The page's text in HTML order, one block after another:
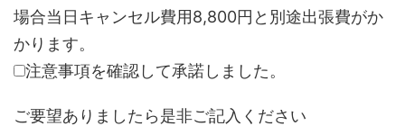
場合当日キャンセル費用8,800円と別途出張費がか
かります。
注意事項を確認して承諾しました。
ご要望ありましたら是非ご記入ください